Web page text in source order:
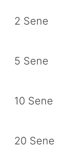
2 Sene
5 Sene
10 Sene
20 Sene